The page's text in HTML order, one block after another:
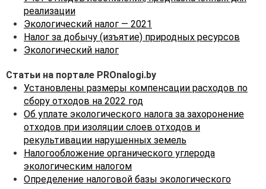
образующихся после
утраты потребительских
«Оператор вторичных
материальных ресурсов» с
последующей
уплатой платы за
организацию сбора,
обезвреживания и (или)
использования отходов
товаров и отходов
упаковки.
реализации
Экологический налог — 2021
Налог за добычу (изъятие) природных ресурсов
Экологический налог
Статьи на портале PROnalogi.by
Установлены размеры компенсации расходов по
сбору отходов на 2022 год
Об уплате экологического налога за захоронение
отходов при изоляции слоев отходов и
рекультивации нарушенных земель
Налогообложение органического углерода
экологическим налогом
Определение налоговой базы экологического